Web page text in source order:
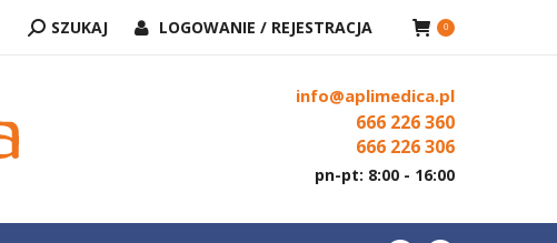
SZUKAJ:
SZUKAJ LOGOWANIE / REJESTRACJA 0
info@aplimedica.pl
666 226 360
666 226 306
pn-pt: 8:00 - 16:00
MASAŻE KONTAKT
opens
window